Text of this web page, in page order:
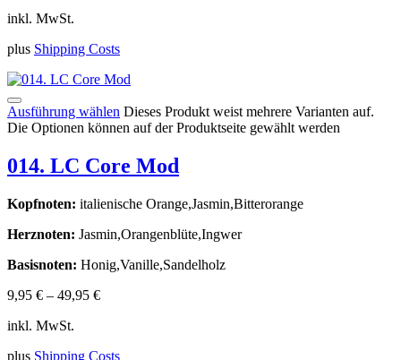
inkl. MwSt.
plus Shipping Costs
Ausführung wählen Dieses Produkt weist mehrere Varianten auf.
Die Optionen können auf der Produktseite gewählt werden
014. LC Core Mod
Kopfnoten: italienische Orange,Jasmin,Bitterorange
Herznoten: Jasmin,Orangenblüte,Ingwer
Basisnoten: Honig,Vanille,Sandelholz
9,95 € – 49,95 €
inkl. MwSt.
plus Shipping Costs